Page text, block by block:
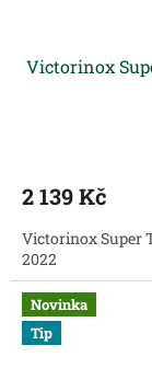
Victorinox
2 139 Kč
Victorinox Super
2022
Novinka
Tip